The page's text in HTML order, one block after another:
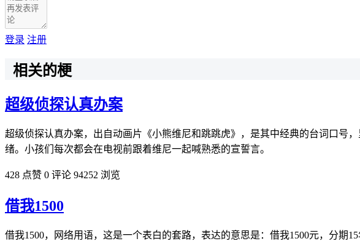
登录 注册
相关的梗
超级侦探认真办案
超级侦探认真办案，出自动画片《小熊维尼和跳跳虎》，是其中经典的台词口号
绪。小孩们每次都会在电视前跟着维尼一起喊熟悉的宣誓言。
428 点赞 0 评论 94252 浏览
借我1500
借我1500，网络用语，这是一个表白的套路，表达的意思是：借我1500元，分期